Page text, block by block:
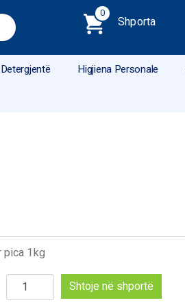
0
Shporta
Detergjentë Higjiena Personale
pica 1kg
Sasi
Diamond
Shtoje në shportë